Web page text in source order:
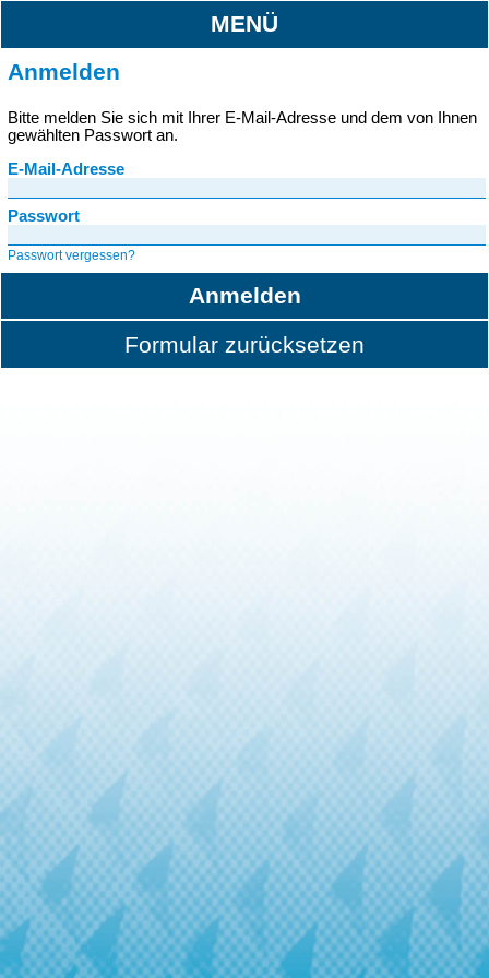
MENÜ
Anmelden
Bitte melden Sie sich mit Ihrer E-Mail-Adresse und dem von Ihnen
gewählten Passwort an.
E-Mail-Adresse
Passwort
Passwort vergessen?
Anmelden
Formular zurücksetzen